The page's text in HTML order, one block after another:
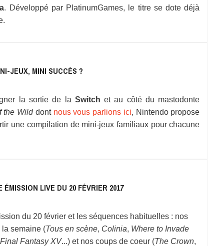
. Développé par PlatinumGames, le titre se dote déjà
JEUX, MINI SUCCÈS ?
la sortie de la Switch et au côté du mastodonte
the Wilddont nous vous parlions ici, Nintendo propose
une compilation de mini-jeux familiaux pour chacune
ÉMISSION LIVE DU 20 FÉVRIER 2017
du 20 février et les séquences habituelles : nos
semaine (Tous en scène, Colinia, Where to Invade
Final Fantasy XV...) et nos coups de coeur (The Crown,